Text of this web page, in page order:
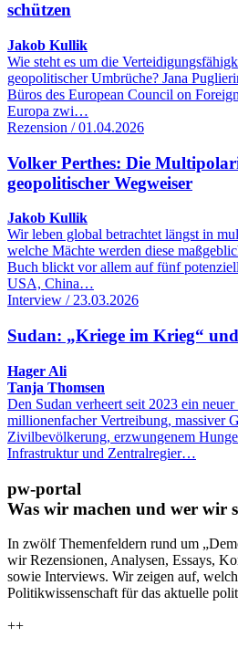
schützen
Jakob Kullik
Wie steht es um die
geopolitischer Umbrüche? Jana
Büros des European Council on
Europa zwi…
Rezension / 01.04.2026
Volker Perthes: Die
geopolitischer Wegweiser
Jakob Kullik
Wir leben global betrachtet längst in
welche Mächte werden diese
Buch blickt vor allem auf fünf
USA, China…
Interview / 23.03.2026
Sudan: „Kriege im Krieg“
Hager Ali
Tanja Thomsen
Den Sudan verheert seit 2023 ein
millionenfacher Vertreibung, massiver
Zivilbevölkerung, erzwungenem
Infrastruktur und Zentralregier…
pw-portal
Was wir machen und wer wir
In zwölf Themenfeldern rund um
wir Rezensionen, Analysen, Essays,
sowie Interviews. Wir zeigen auf,
Politikwissenschaft für das aktuelle
++